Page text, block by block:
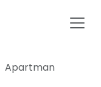
Apartman